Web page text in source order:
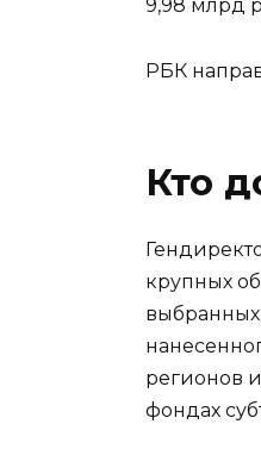
9,98 млрд
РБК
Кто
крупных
выбранных
регионов
фондах